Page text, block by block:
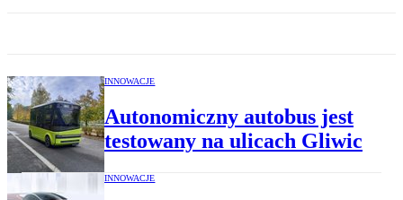
INNOWACJE
Autonomiczny autobus jest
testowany na ulicach Gliwic
INNOWACJE